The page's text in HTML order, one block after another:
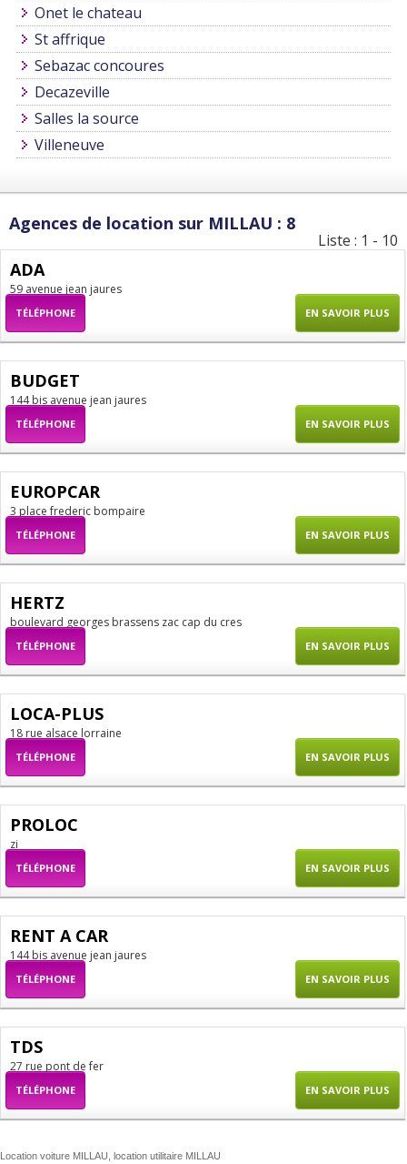
Onet le chateau
St affrique
Sebazac concoures
Decazeville
Salles la source
Villeneuve
Agences de location sur MILLAU : 8
Liste : 1 - 10
ADA
59 avenue jean jaures
TÉLÉPHONE EN SAVOIR PLUS
BUDGET
144 bis avenue jean jaures
TÉLÉPHONE EN SAVOIR PLUS
EUROPCAR
3 place frederic bompaire
TÉLÉPHONE EN SAVOIR PLUS
HERTZ
boulevard georges brassens zac cap du cres
TÉLÉPHONE EN SAVOIR PLUS
LOCA-PLUS
18 rue alsace lorraine
TÉLÉPHONE EN SAVOIR PLUS
PROLOC
zi
TÉLÉPHONE EN SAVOIR PLUS
RENT A CAR
144 bis avenue jean jaures
TÉLÉPHONE EN SAVOIR PLUS
TDS
27 rue pont de fer
TÉLÉPHONE EN SAVOIR PLUS
Location voiture MILLAU, location utilitaire MILLAU